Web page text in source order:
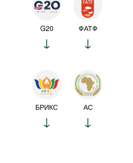
G20 ФАТФ
БРИКС АС